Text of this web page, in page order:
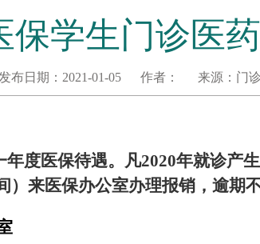
保学生门诊医
发布日期： 2021-01-05 作者： 来源： 门
度医保待遇。凡2020年就诊产
来医保办公室办理报销，逾期